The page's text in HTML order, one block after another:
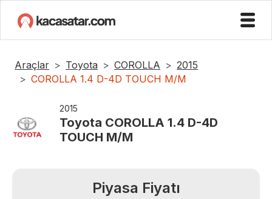
Araçlar Toyota COROLLA
2015
COROLLA 1.4 D-4D TOUCH M/M
2015
Toyota COROLLA 1.4 D-4D
TOUCH M/M
Piyasa Fiyatı